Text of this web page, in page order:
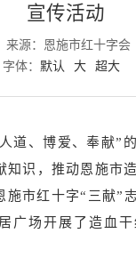
宣传活动
来源：恩施市红十字会
字体： 默认 大 超大
道、博爱、奉献”
知识，推动恩施市
施市红十字“三献”
广场开展了造血